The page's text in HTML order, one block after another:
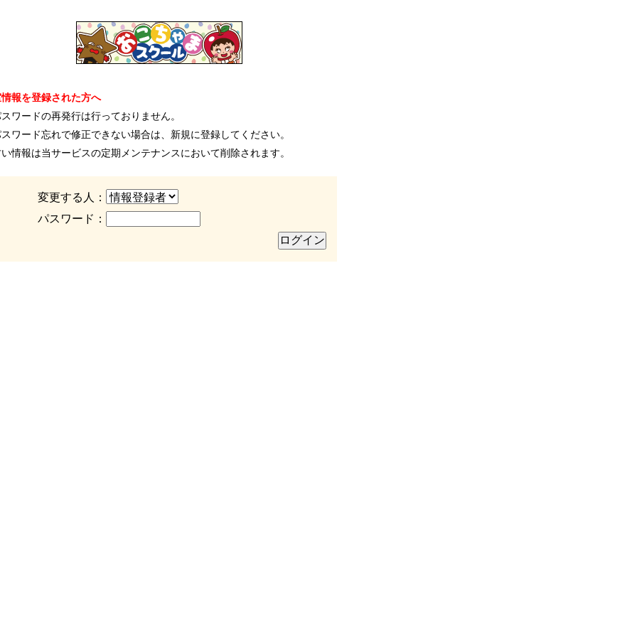
報を登録された方へ
スワードの再発行は行っておりません。
スワード忘れで修正できない場合は、新規に登録してください。
い情報は当サービスの定期メンテナンスにおいて削除されます。
変更する人：
パスワード：